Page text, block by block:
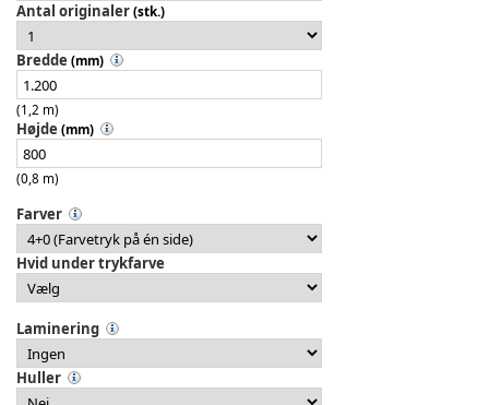
Antal originaler(stk.)
Bredde (mm)
(1,2 m)
Højde (mm)
(0,8 m)
Farver
Hvid under trykfarve
Laminering
Huller